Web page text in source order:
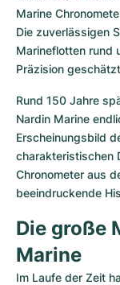
Marine
Die zuverlässigen
Marineflotten rund
Präzision
Rund 150 Jahre
Nardin Marine
Erscheinungsbild
charakteristischen
Chronometer aus
beeindruckende
Die große
Marine
Im Laufe der Zeit